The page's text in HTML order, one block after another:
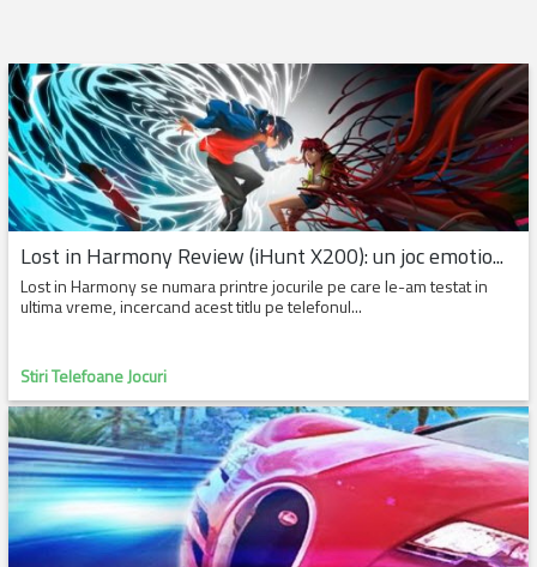
Lost in Harmony Review (iHunt X200): un joc emotio...
Lost in Harmony se numara printre jocurile pe care le-am testat in
ultima vreme, incercand acest titlu pe telefonul...
Stiri Telefoane Jocuri